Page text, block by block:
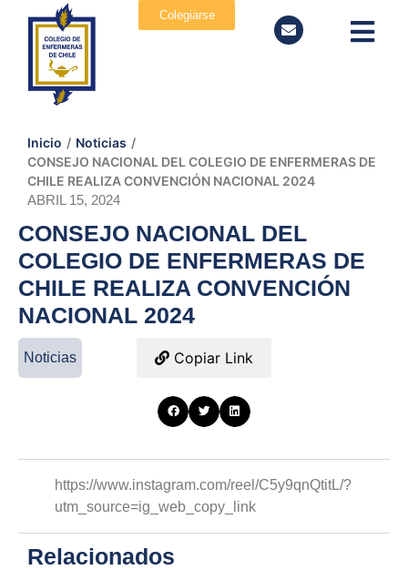
Colegiarse
Inicio / Noticias /
CONSEJO NACIONAL DEL COLEGIO DE ENFERMERAS DE
CHILE REALIZA CONVENCIÓN NACIONAL 2024
ABRIL 15, 2024
CONSEJO NACIONAL DEL
COLEGIO DE ENFERMERAS DE
CHILE REALIZA CONVENCIÓN
NACIONAL 2024
Noticias Copiar Link
https://www.instagram.com/reel/C5y9qnQtitL/?
utm_source=ig_web_copy_link
Relacionados